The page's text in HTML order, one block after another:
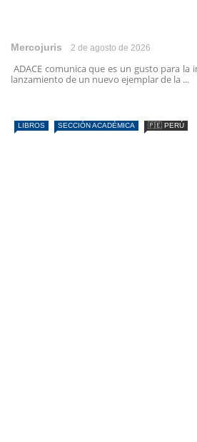
Mercojuris 2 de agosto de 2026
ADACE comunica que es un gusto para
lanzamiento de un nuevo ejemplar de la ...
LIBROS SECCIÓN ACADÉMICA 🇵🇪 PERÚ